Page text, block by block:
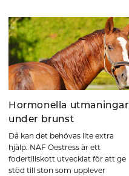
Hormonella utmaningar
under brunst
Då kan det behövas lite extra
hjälp. NAF Oestress är ett
fodertillskott utvecklat för att ge
stöd till ston som upplever